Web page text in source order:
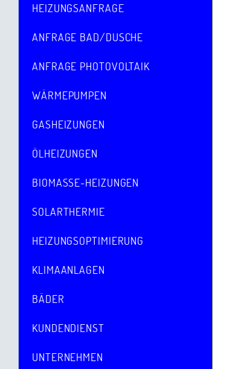
HEIZUNGSANFRAGE
ANFRAGE BAD/DUSCHE
ANFRAGE PHOTOVOLTAIK
WÄRMEPUMPEN
GASHEIZUNGEN
ÖLHEIZUNGEN
BIOMASSE-HEIZUNGEN
SOLARTHERMIE
HEIZUNGSOPTIMIERUNG
KLIMAANLAGEN
BÄDER
KUNDENDIENST
UNTERNEHMEN